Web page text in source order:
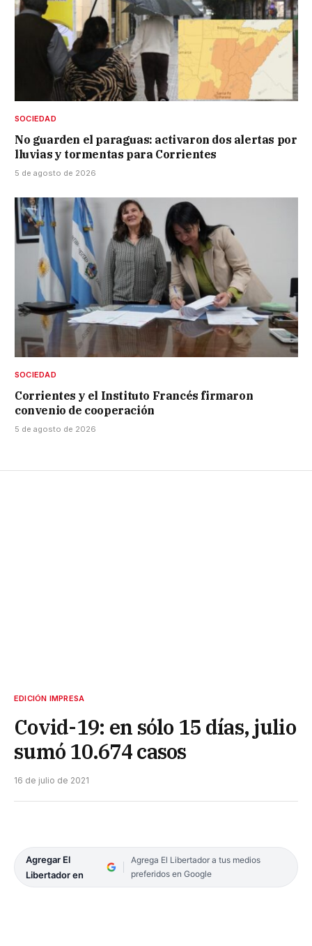
SOCIEDAD
No guarden el paraguas: activaron dos alertas por
lluvias y tormentas para Corrientes
5 de agosto de 2026
SOCIEDAD
Corrientes y el Instituto Francés firmaron
convenio de cooperación
5 de agosto de 2026
EDICIÓN IMPRESA
Covid-19: en sólo 15 días, julio
sumó 10.674 casos
16 de julio de 2021
Agregar El
Libertador en
Agrega El Libertador a tus medios
preferidos en Google